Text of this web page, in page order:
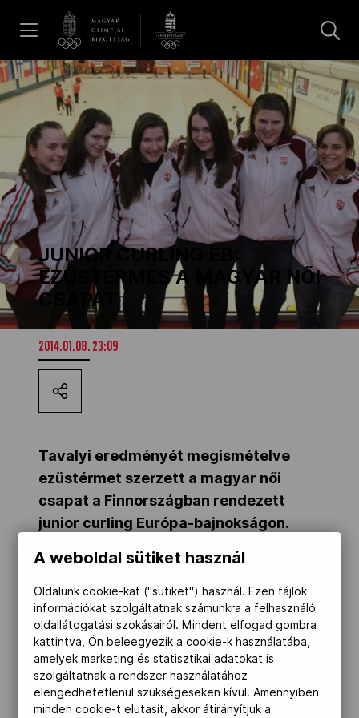
Hírek
Galéria
Dakar 2026
Los Angeles 2028
MOB
Kettőskarrier-program
NOB
Társszervezetek
OVEP
Adatbank
JUNIOR CURLING EB:
EZÜSTÉRMES A MAGYAR NŐI
CSAPAT
2014.01.08. 23:09
Tavalyi eredményét megismételve
ezüstérmet szerzett a magyar női
csapat a Finnországban rendezett
junior curling Európa-bajnokságon.
A magyar szövetség szerdai
tájékoztatása szerint a Palancsa
Dorottya (skip), Miklai Henrietta,
Gunzinám Zsanett, Szentannai Ágnes,
Kalocsai Vera összeállítású együttes
veretlenül zárta a csoportkört Angliát,
A weboldal sütiket használ
Oldalunk cookie-kat ("sütiket") használ. Ezen fájlok
információkat szolgáltatnak számunkra a felhasználó
oldallátogatási szokásairól. Mindent elfogad gombra
kattintva, Ön beleegyezik a cookie-k használatába,
amelyek marketing és statisztikai adatokat is
szolgáltatnak a rendszer használatához
elengedhetetlenül szükségeseken kívül. Amennyiben
minden cookie-t elutasít, akkor átirányítjuk a